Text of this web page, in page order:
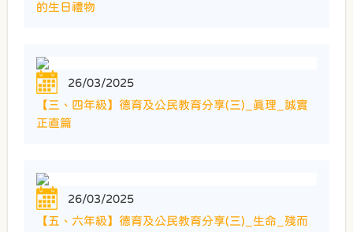
的生日禮物
26/03/2025
【三、四年級】德育及公民教育分享(三)_真理_誠實
正直篇
26/03/2025
【五、六年級】德育及公民教育分享(三)_生命_殘而